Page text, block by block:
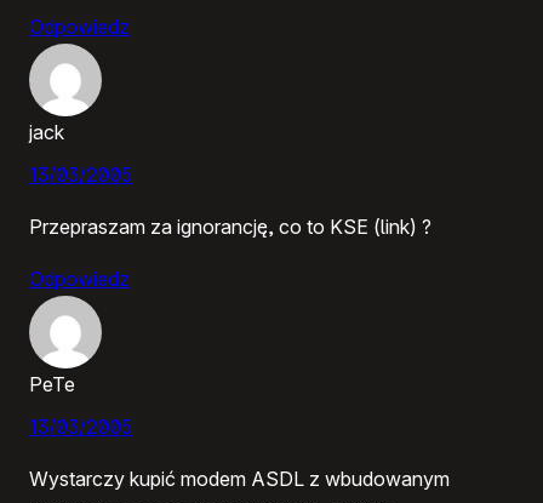
Odpowiedz
jack
13/03/2005
Przepraszam za ignorancję, co to KSE (link) ?
Odpowiedz
PeTe
13/03/2005
Wystarczy kupić modem ASDL z wbudowanym